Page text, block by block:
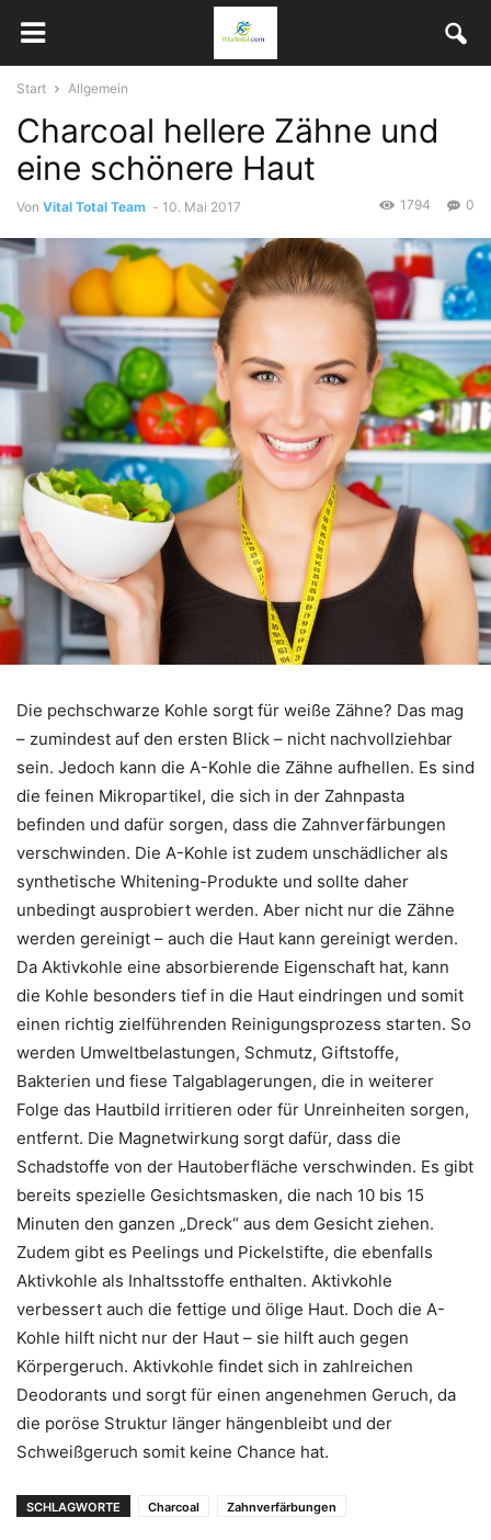
Start Allgemein
Charcoal hellere Zähne und
eine schönere Haut
Von Vital Total Team - 10. Mai 2017 0
1794
Die pechschwarze Kohle sorgt für weiße Zähne? Das mag
– zumindest auf den ersten Blick – nicht nachvollziehbar
sein. Jedoch kann die A-Kohle die Zähne aufhellen. Es sind
die feinen Mikropartikel, die sich in der Zahnpasta
befinden und dafür sorgen, dass die Zahnverfärbungen
verschwinden. Die A-Kohle ist zudem unschädlicher als
synthetische Whitening-Produkte und sollte daher
unbedingt ausprobiert werden. Aber nicht nur die Zähne
werden gereinigt – auch die Haut kann gereinigt werden.
Da Aktivkohle eine absorbierende Eigenschaft hat, kann
die Kohle besonders tief in die Haut eindringen und somit
einen richtig zielführenden Reinigungsprozess starten. So
werden Umweltbelastungen, Schmutz, Giftstoffe,
Bakterien und fiese Talgablagerungen, die in weiterer
Folge das Hautbild irritieren oder für Unreinheiten sorgen,
entfernt. Die Magnetwirkung sorgt dafür, dass die
Schadstoffe von der Hautoberfläche verschwinden. Es gibt
bereits spezielle Gesichtsmasken, die nach 10 bis 15
Minuten den ganzen „Dreck“ aus dem Gesicht ziehen.
Zudem gibt es Peelings und Pickelstifte, die ebenfalls
Aktivkohle als Inhaltsstoffe enthalten. Aktivkohle
verbessert auch die fettige und ölige Haut. Doch die A-
Kohle hilft nicht nur der Haut – sie hilft auch gegen
Körpergeruch. Aktivkohle findet sich in zahlreichen
Deodorants und sorgt für einen angenehmen Geruch, da
die poröse Struktur länger hängenbleibt und der
Schweißgeruch somit keine Chance hat.
SCHLAGWORTE Charcoal Zahnverfärbungen